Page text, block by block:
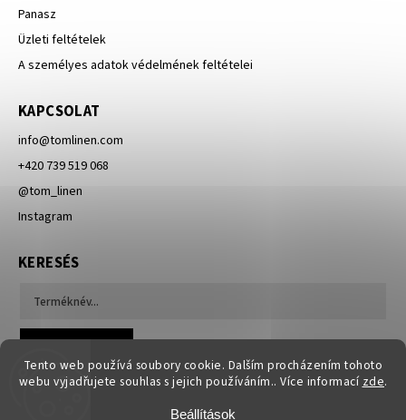
Tento web používá soubory cookie. Dalším procházením tohoto
webu vyjadřujete souhlas s jejich používáním.. Více informací zde.
Beállítások
Panasz
Üzleti feltételek
A személyes adatok védelmének feltételei
KAPCSOLAT
info@tomlinen.com
+420 739 519 068
@tom_linen
Instagram
KERESÉS